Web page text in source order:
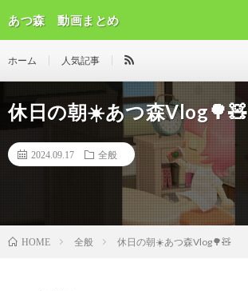
あつ森 動画まとめ
ホーム 人気記事
休日の朝☀️あつ森Vlog🌳🧸
2024.09.17 全般
HOME 全般 休日の朝☀️あつ森Vlog🌳🧸